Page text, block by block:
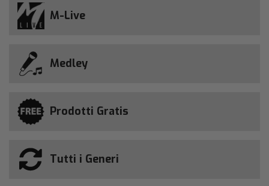
M-Live
Medley
Prodotti Gratis
Tutti i Generi